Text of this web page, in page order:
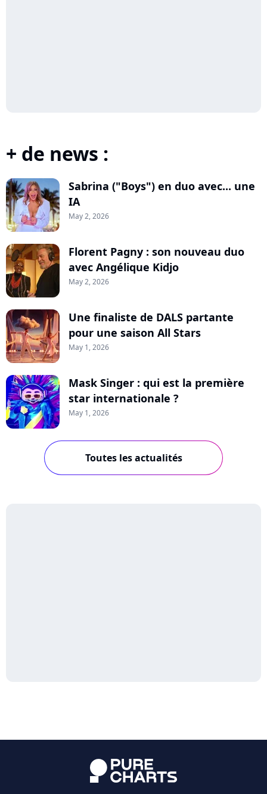
+ de news :
Sabrina ("Boys") en duo avec... une
IA
May 2, 2026
Florent Pagny : son nouveau duo
avec Angélique Kidjo
May 2, 2026
Une finaliste de DALS partante
pour une saison All Stars
May 1, 2026
Mask Singer : qui est la première
star internationale ?
May 1, 2026
Toutes les actualités